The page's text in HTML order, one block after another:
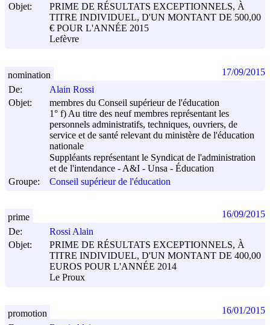
Objet:
PRIME DE RÉSULTATS EXCEPTIONNELS, À
TITRE INDIVIDUEL, D'UN MONTANT DE 500,00
€ POUR L'ANNÉE 2015
Lefèvre
De:
Alain Rossi
Objet:
membres du Conseil supérieur de l'éducation
1° f) Au titre des neuf membres représentant les
personnels administratifs, techniques, ouvriers, de
service et de santé relevant du ministère de l'éducation
nationale
Suppléants représentant le Syndicat de l'administration
et de l'intendance - A&I - Unsa - Éducation
Groupe:
Conseil supérieur de l'éducation
nomination 17/09/2015
De:
Rossi Alain
Objet:
PRIME DE RÉSULTATS EXCEPTIONNELS, À
TITRE INDIVIDUEL, D'UN MONTANT DE 400,00
EUROS POUR L'ANNÉE 2014
Le Proux
prime 16/09/2015
promotion 16/01/2015